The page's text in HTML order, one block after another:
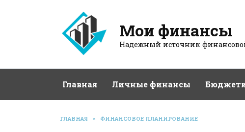
Мои финансы
Надежный источник
Главная Личные финансы
ГЛАВНАЯ » ФИНАНСОВОЕ ПЛАНИРОВАНИЕ